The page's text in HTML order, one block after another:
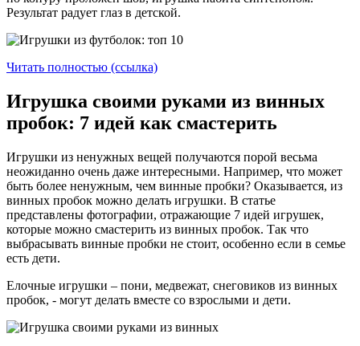
Результат радует глаз в детской.
Читать полностью (ссылка)
Игрушка своими руками из винных
пробок: 7 идей как смастерить
Игрушки из ненужных вещей получаются порой весьма
неожиданно очень даже интересными. Например, что может
быть более ненужным, чем винные пробки? Оказывается, из
винных пробок можно делать игрушки. В статье
представлены фотографии, отражающие 7 идей игрушек,
которые можно смастерить из винных пробок. Так что
выбрасывать винные пробки не стоит, особенно если в семье
есть дети.
Елочные игрушки – пони, медвежат, снеговиков из винных
пробок, - могут делать вместе со взрослыми и дети.